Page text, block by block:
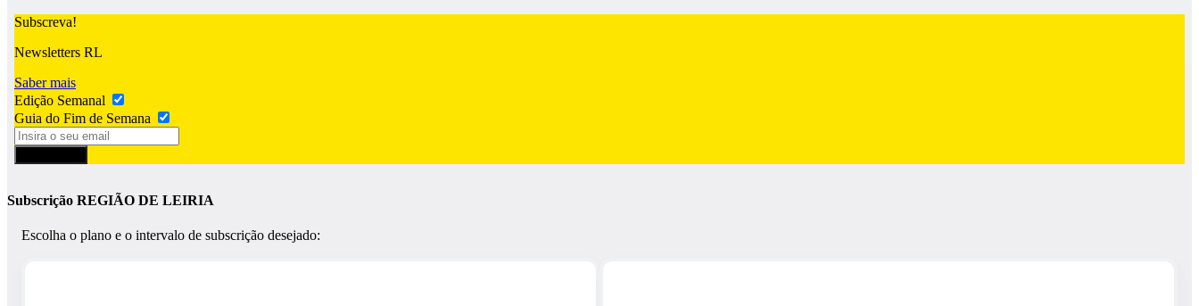
Subscreva!
Newsletters RL
Saber mais
Edição Semanal
Guia do Fim de Semana
Subscrição REGIÃO DE LEIRIA
Escolha o plano e o intervalo de subscrição desejado: